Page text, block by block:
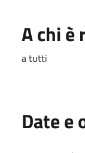
A chi è
a tutti
Date e